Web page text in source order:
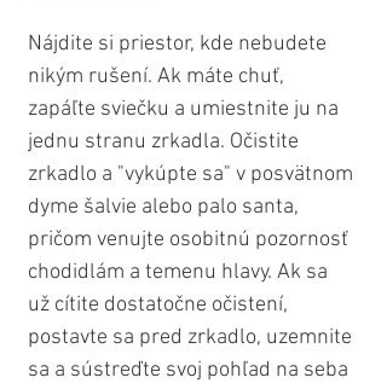
Nájdite si priestor, kde nebudete
nikým rušení. Ak máte chuť,
zapáľte sviečku a umiestnite ju na
jednu stranu zrkadla. Očistite
zrkadlo a "vykúpte sa" v posvätnom
dyme šalvie alebo palo santa,
pričom venujte osobitnú pozornosť
chodidlám a temenu hlavy. Ak sa
už cítite dostatočne očistení,
postavte sa pred zrkadlo, uzemnite
sa a sústreďte svoj pohľad na seba